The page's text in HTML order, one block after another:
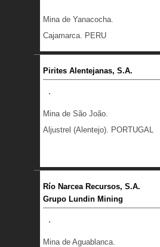
Mina de Yanacocha.
Cajamarca. PERU
Pirites Alentejanas, S.A.
Mina de São João.
Aljustrel (Alentejo). PORTUGAL
Río Narcea Recursos, S.A.
Grupo Lundin Mining
Mina de Aguablanca.